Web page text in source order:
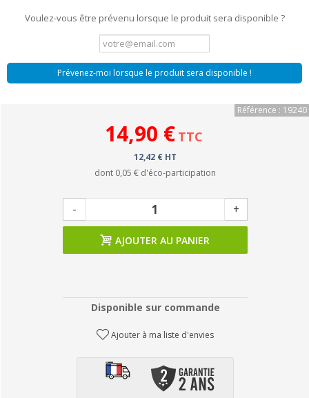
Voulez-vous être prévenu lorsque le produit sera disponible ?
Prévenez-moi lorsque le produit sera disponible !
Référence : 19240
14,90 € TTC
12,42 € HT
dont 0,05 € d'éco-participation
- +
AJOUTER AU PANIER
Disponible sur commande
Ajouter à ma liste d'envies